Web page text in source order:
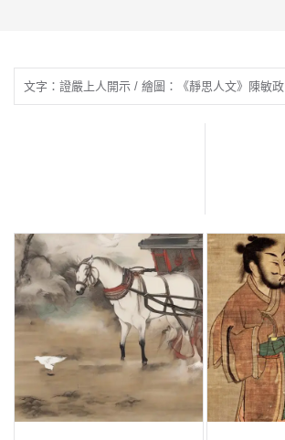
文字：證嚴上人開示 / 繪圖：《靜思人文》陳敏政